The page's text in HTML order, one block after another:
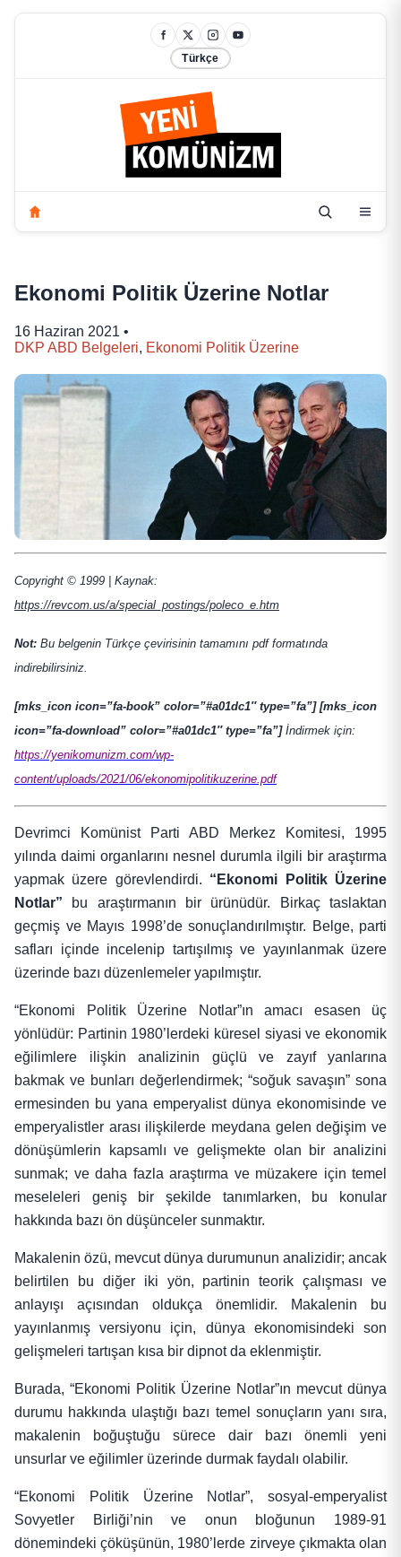
Türkçe
Ekonomi Politik Üzerine Notlar
16 Haziran 2021 •
DKP ABD Belgeleri, Ekonomi Politik Üzerine
Copyright © 1999 | Kaynak:
https://revcom.us/a/special_postings/poleco_e.htm
Not: Bu belgenin Türkçe çevirisinin tamamını pdf formatında
indirebilirsiniz.
[mks_icon icon=”fa-book” color=”#a01dc1″ type=”fa”] [mks_icon
icon=”fa-download” color=”#a01dc1″ type=”fa”]İndirmek için:
https://yenikomunizm.com/wp-
content/uploads/2021/06/ekonomipolitikuzerine.pdf
Devrimci Komünist Parti ABD Merkez Komitesi, 1995
yılında daimi organlarını nesnel durumla ilgili bir araştırma
yapmak üzere görevlendirdi. “Ekonomi Politik Üzerine
Notlar” bu araştırmanın bir ürünüdür. Birkaç taslaktan
geçmiş ve Mayıs 1998’de sonuçlandırılmıştır. Belge, parti
safları içinde incelenip tartışılmış ve yayınlanmak üzere
üzerinde bazı düzenlemeler yapılmıştır.
“Ekonomi Politik Üzerine Notlar”ın amacı esasen üç
yönlüdür: Partinin 1980’lerdeki küresel siyasi ve ekonomik
eğilimlere ilişkin analizinin güçlü ve zayıf yanlarına
bakmak ve bunları değerlendirmek; “soğuk savaşın” sona
ermesinden bu yana emperyalist dünya ekonomisinde ve
emperyalistler arası ilişkilerde meydana gelen değişim ve
dönüşümlerin kapsamlı ve gelişmekte olan bir analizini
sunmak; ve daha fazla araştırma ve müzakere için temel
meseleleri geniş bir şekilde tanımlarken, bu konular
hakkında bazı ön düşünceler sunmaktır.
Makalenin özü, mevcut dünya durumunun analizidir; ancak
belirtilen bu diğer iki yön, partinin teorik çalışması ve
anlayışı açısından oldukça önemlidir. Makalenin bu
yayınlanmış versiyonu için, dünya ekonomisindeki son
gelişmeleri tartışan kısa bir dipnot da eklenmiştir.
Burada, “Ekonomi Politik Üzerine Notlar”ın mevcut dünya
durumu hakkında ulaştığı bazı temel sonuçların yanı sıra,
makalenin boğuştuğu sürece dair bazı önemli yeni
unsurlar ve eğilimler üzerinde durmak faydalı olabilir.
“Ekonomi Politik Üzerine Notlar”, sosyal-emperyalist
Sovyetler Birliği’nin ve onun bloğunun 1989-91
dönemindeki çöküşünün, 1980’lerde zirveye çıkmakta olan